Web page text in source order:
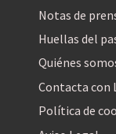
Notas de
Huellas del
Quiénes
Contacta con
Política de